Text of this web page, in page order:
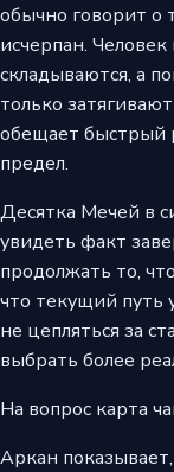
обычно говорит о
исчерпан.
складываются, а
только
обещает быстрый
предел.
Десятка Мечей в
увидеть факт
продолжать то,
что текущий путь
не цепляться за
выбрать более
На вопрос карта
Аркан